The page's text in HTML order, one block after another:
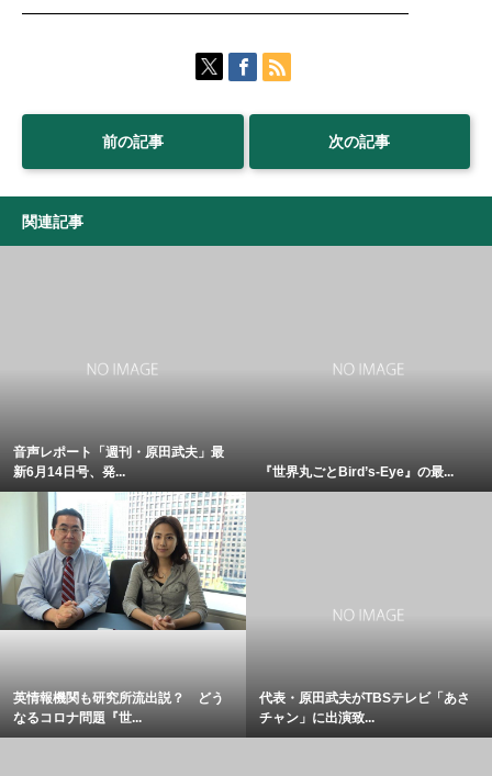
——————————————————————
前の記事 次の記事
関連記事
音声レポート「週刊・原田武夫」最
新6月14日号、発...
『世界丸ごとBird’s-Eye』の最...
英情報機関も研究所流出説？ どう
なるコロナ問題『世...
代表・原田武夫がTBSテレビ「あさ
チャン」に出演致...